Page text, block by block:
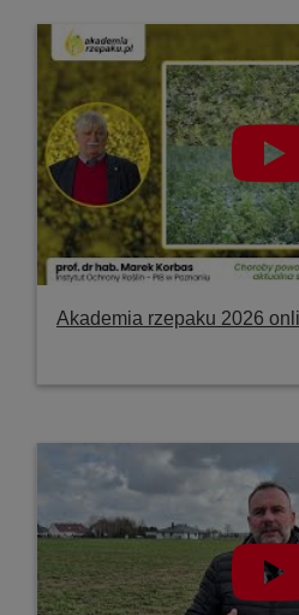
Akademia rzepaku 2026